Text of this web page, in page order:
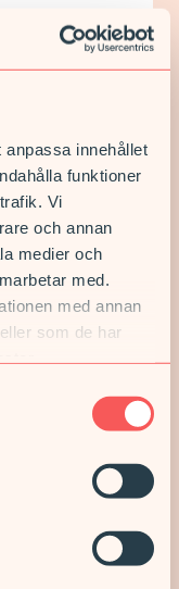
innehållet
funktioner
Vi
och annan
medier och
med.
med annan
som de har
Med lokalt